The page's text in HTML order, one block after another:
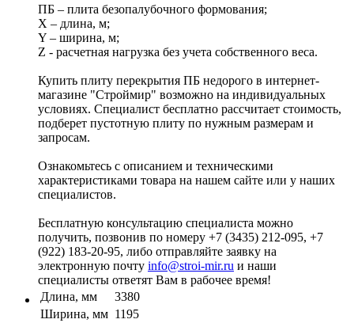
ПБ – плита безопалубочного формования;
X – длина, м;
Y – ширина, м;
Z - расчетная нагрузка без учета собственного веса.
Купить плиту перекрытия ПБ недорого в интернет-
магазине "Строймир" возможно на индивидуальных
условиях. Специалист бесплатно рассчитает стоимость,
подберет пустотную плиту по нужным размерам и
запросам.
Ознакомьтесь с описанием и техническими
характеристиками товара на нашем сайте или у наших
специалистов.
Бесплатную консультацию специалиста можно
получить, позвонив по номеру +7 (3435) 212-095, +7
(922) 183-20-95, либо отправляйте заявку на
электронную почту info@stroi-mir.ru и наши
специалисты ответят Вам в рабочее время!
Длина, мм
3380
Ширина, мм 1195